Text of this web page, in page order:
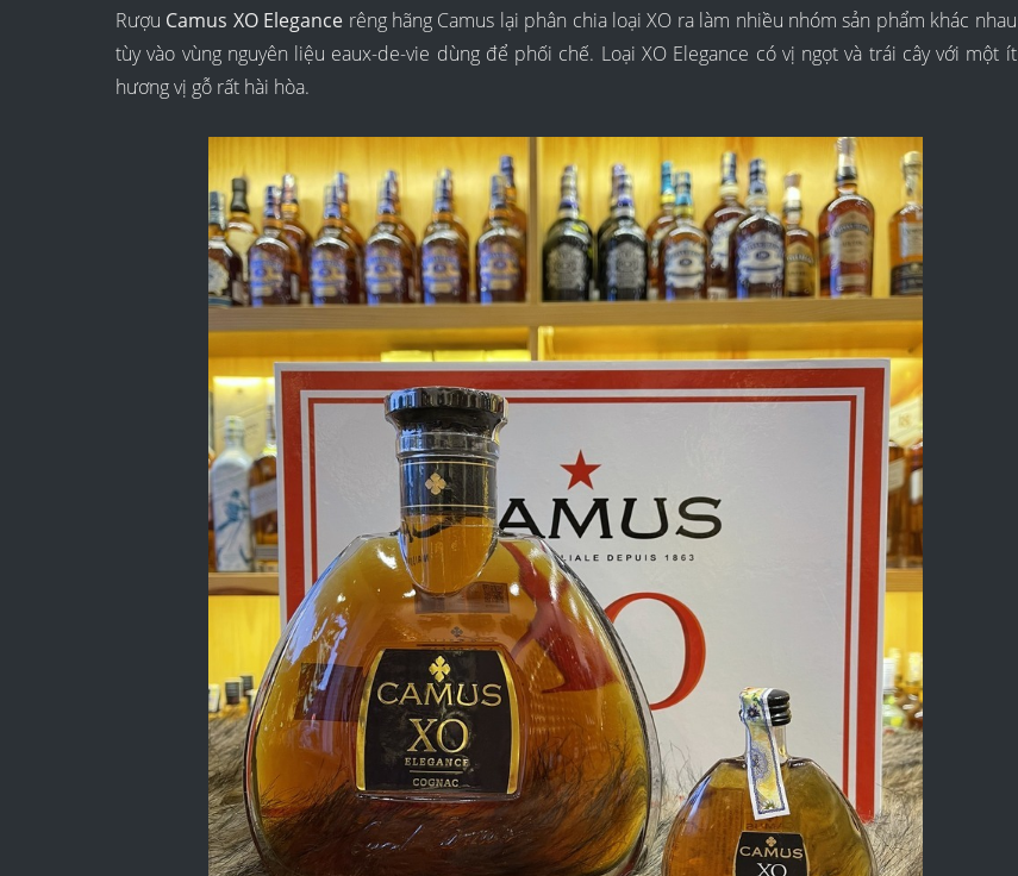
Rượu Camus XO Elegance rêng hãng Camus lại phân chia loại XO ra làm nhiều nhóm sản phẩm khác nhau
tùy vào vùng nguyên liệu eaux-de-vie dùng để phối chế. Loại XO Elegance có vị ngọt và trái cây với một ít
hương vị gỗ rất hài hòa.